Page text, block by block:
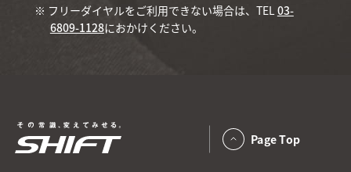
※ フリーダイヤルをご利用できない場合は、TEL03-
6809-1128におかけください。
Page Top